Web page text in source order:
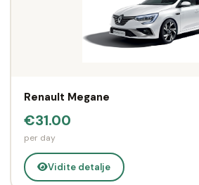
Renault Megane
€31.00
per day
Vidite detalje